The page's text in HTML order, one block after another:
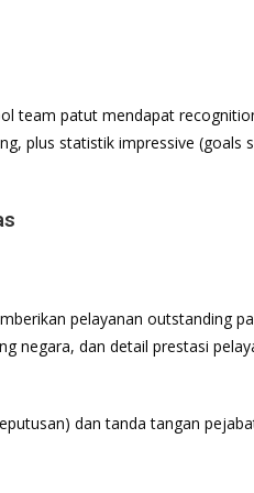
team patut mendapat
plus statistik impressive (goals
pelayanan outstanding
negara, dan detail prestasi
dan tanda tangan